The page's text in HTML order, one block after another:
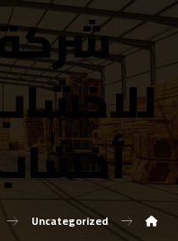
شركة
Uncategorized